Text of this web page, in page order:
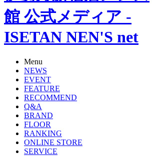
館 公式メディア -
ISETAN NEN'S net
Menu
NEWS
EVENT
FEATURE
RECOMMEND
Q&A
BRAND
FLOOR
RANKING
ONLINE STORE
SERVICE